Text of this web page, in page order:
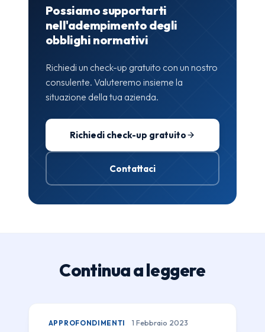
Possiamo supportarti
nell'adempimento degli
obblighi normativi
Richiedi un check-up gratuito con un nostro
consulente. Valuteremo insieme la
situazione della tua azienda.
Richiedi check-up gratuito
Contattaci
Continua a leggere
APPROFONDIMENTI 1 Febbraio 2023